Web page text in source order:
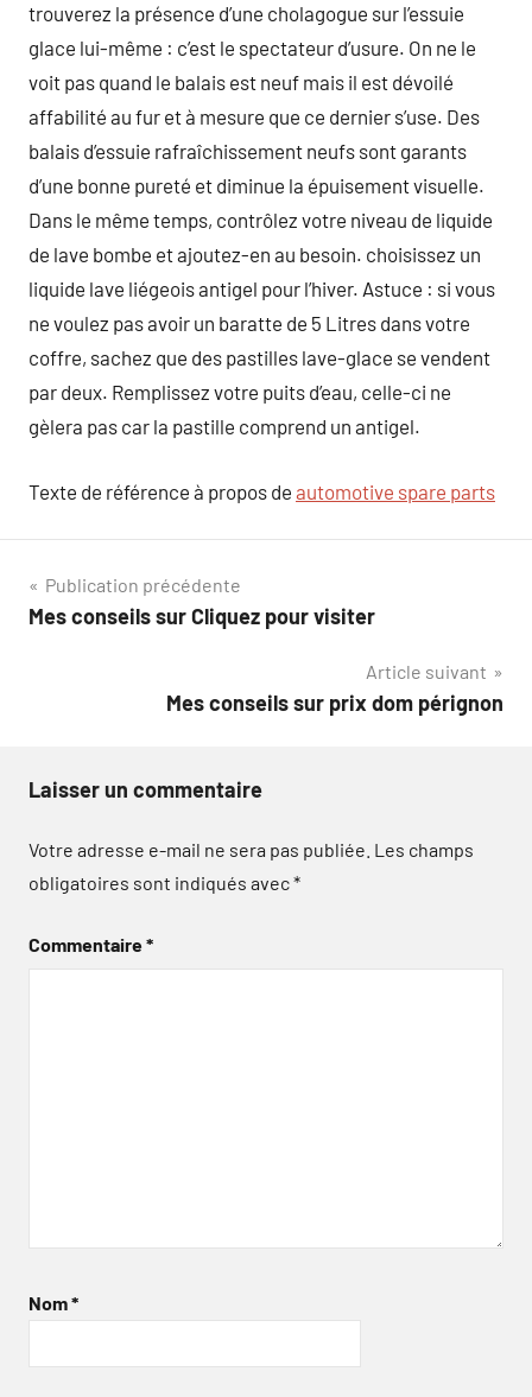
trouverez la présence d’une cholagogue sur l’essuie
glace lui-même : c’est le spectateur d’usure. On ne le
voit pas quand le balais est neuf mais il est dévoilé
affabilité au fur et à mesure que ce dernier s’use. Des
balais d’essuie rafraîchissement neufs sont garants
d’une bonne pureté et diminue la épuisement visuelle.
Dans le même temps, contrôlez votre niveau de liquide
de lave bombe et ajoutez-en au besoin. choisissez un
liquide lave liégeois antigel pour l’hiver. Astuce : si vous
ne voulez pas avoir un baratte de 5 Litres dans votre
coffre, sachez que des pastilles lave-glace se vendent
par deux. Remplissez votre puits d’eau, celle-ci ne
gèlera pas car la pastille comprend un antigel.
Texte de référence à propos de automotive spare parts
Navigation
de
Publication précédente
Mes conseils sur Cliquez pour visiter
Article suivant
Mes conseils sur prix dom pérignon
Laisser un commentaire
Votre adresse e-mail ne sera pas publiée. Les champs
obligatoires sont indiqués avec*
Commentaire*
Nom*